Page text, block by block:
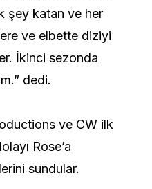
şey katan ve her
ve elbette diziyi
İkinci sezonda
dedi.
ve CW ilk
Rose’a
sundular.